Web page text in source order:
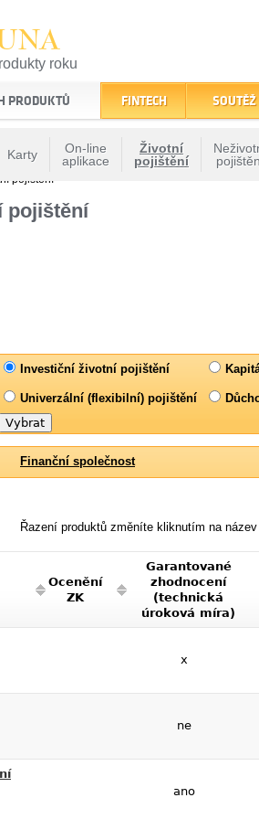
roku
trhu
PRODUKTŮ
Karty
On-line
aplikace
Životní
pojištění
FINTECH
pojištění
pojištění
Investiční životní pojištění
Univerzální (flexibilní) pojištění
Finanční společnost
Řazení produktů změníte kliknutím na
Ocenění
ZK
Garantované
zhodnocení
(technická
úroková míra)
x
ne
ano